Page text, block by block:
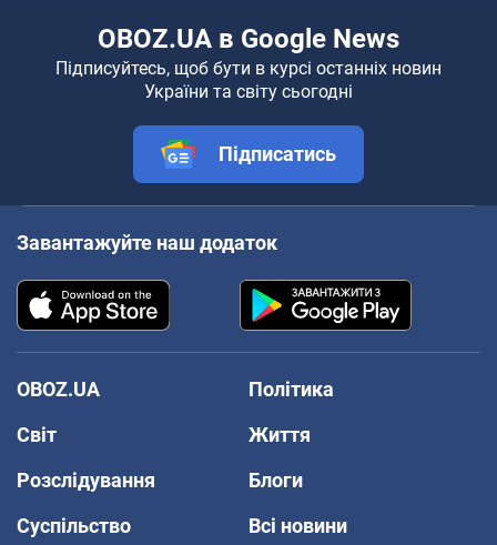
OBOZ.UA в Google News
Підписуйтесь, щоб бути в курсі останніх новин
України та світу сьогодні
Підписатись
Завантажуйте наш додаток
OBOZ.UA
Політика
Світ
Життя
Розслідування
Блоги
Суспільство
Всі новини